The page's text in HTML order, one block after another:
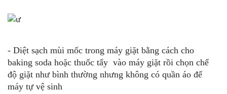
- Diệt sạch mùi mốc trong máy giặt bằng cách cho
baking soda hoặc thuốc tẩy vào máy giặt rồi chọn chế
độ giặt như bình thường nhưng không có quần áo để
máy tự vệ sinh